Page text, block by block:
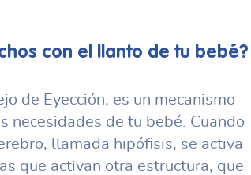
con el llanto de tu bebé?
de Eyección, es un mecanismo
necesidades de tu bebé. Cuando
llamada hipófisis, se activa
que activan otra estructura, que